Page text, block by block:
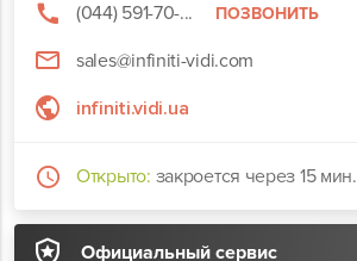
Официальный сервис
(044) 591-70-...
ПОЗВОНИТЬ
sales@infiniti-vidi.com
infiniti.vidi.ua
Открыто: закроется через 15 мин.